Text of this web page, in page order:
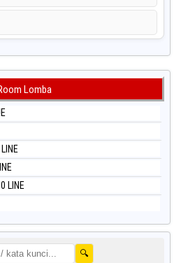
Lomba
LINE
🔍